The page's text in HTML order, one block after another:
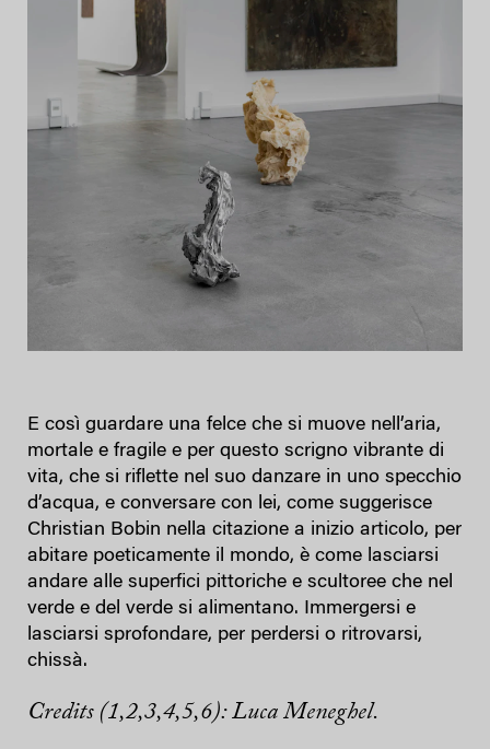
E così guardare una felce che si muove nell’aria,
mortale e fragile e per questo scrigno vibrante di
vita, che si riflette nel suo danzare in uno specchio
d’acqua, e conversare con lei, come suggerisce
Christian Bobin nella citazione a inizio articolo, per
abitare poeticamente il mondo, è come lasciarsi
andare alle superfici pittoriche e scultoree che nel
verde e del verde si alimentano. Immergersi e
lasciarsi sprofondare, per perdersi o ritrovarsi,
chissà.
Credits (1,2,3,4,5,6): Luca Meneghel.